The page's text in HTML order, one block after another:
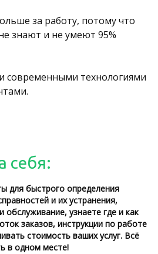
за работу, потому что
знают и не умеют 95%
современными технологиями
себя:
для быстрого определения
и их устранения,
обслуживание, узнаете где и как
заказов, инструкции по работе
стоимость ваших услуг. Всё
в одном месте!